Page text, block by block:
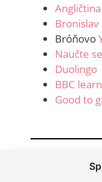
Bronislav
Bróňovo
Naučte
Duolingo
BBC
Good to